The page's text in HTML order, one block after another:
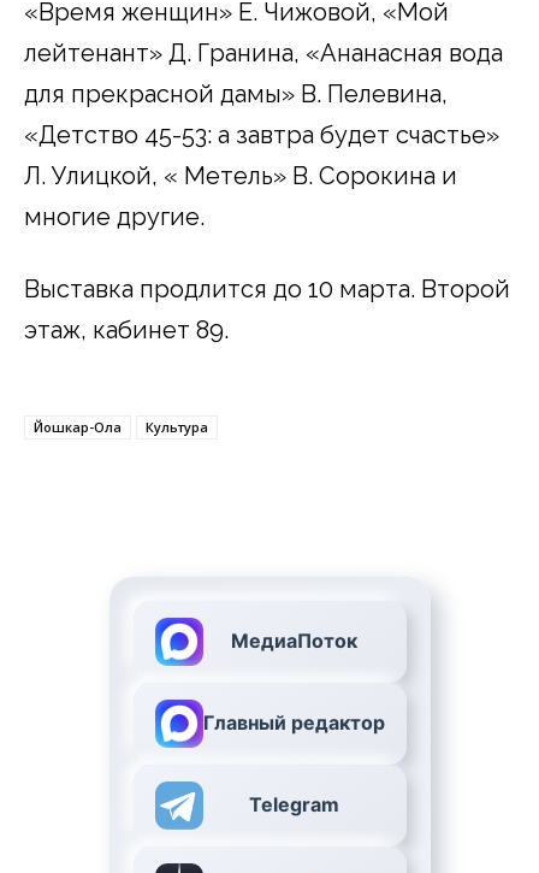
«Время женщин» Е. Чижовой, «Мой
лейтенант» Д. Гранина, «Ананасная вода
для прекрасной дамы» В. Пелевина,
«Детство 45-53: а завтра будет счастье»
Л. Улицкой, « Метель» В. Сорокина и
многие другие.
Выставка продлится до 10 марта. Второй
этаж, кабинет 89.
Йошкар-Ола Культура
МедиаПоток
Главный редактор
Telegram